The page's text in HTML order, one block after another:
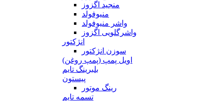
منجید اگزوز
منیوفولد
واشر منیوفولد
واشرگلویی اگزوز
انژکتور
سوزن انژکتور
اویل پمپ (پمپ روغن)
بلبرینگ تایم
پیستون
رینگ موتور
تسمه تایم